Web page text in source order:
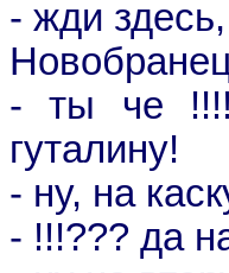
- жди
- ты че
гуталину!
- ну, на
- !!!??? да